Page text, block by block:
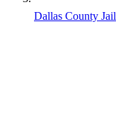
Dallas County Jail